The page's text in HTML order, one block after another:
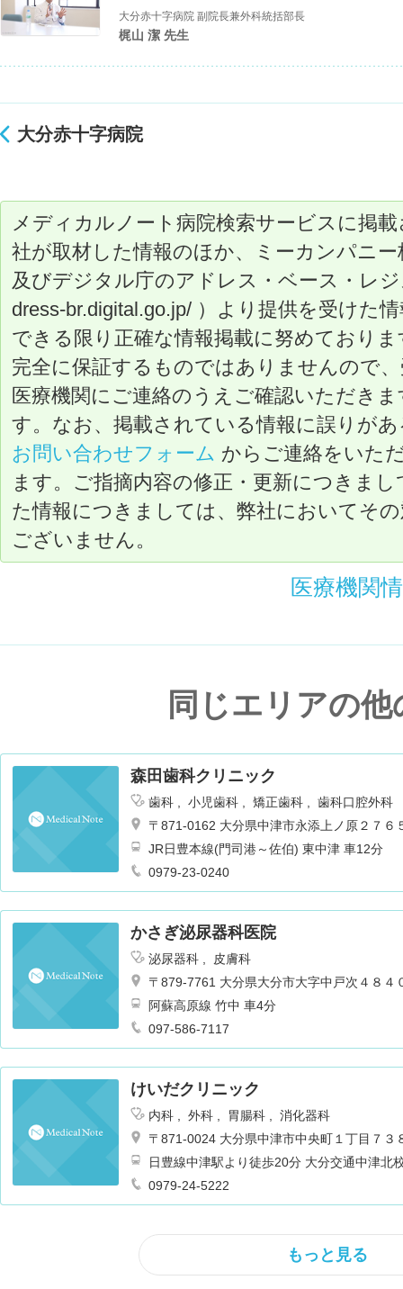
大分赤十字病院 副院長兼外科統括部長
梶山 潔 先生
大分赤十字病院
メディカルノート病院検索サービスに掲
社が取材した情報のほか、ミーカンパニ
及びデジタル庁のアドレス・ベース・レ
dress-br.digital.go.jp/ ）より提供を受けた
できる限り正確な情報掲載に努めており
完全に保証するものではありませんので
医療機関にご連絡のうえご確認いただき
す。なお、掲載されている情報に誤りが
お問い合わせフォーム からご連絡をいた
ます。ご指摘内容の修正・更新につきま
た情報につきましては、弊社においてそ
ございません。
医療機関
同じエリアの他
森田歯科クリニック
歯科 小児歯科 矯正歯科
歯科口腔外科
〒871-0162 大分県中津市永添上ノ原２７６
JR日豊本線(門司港～佐伯) 東中津 車12分
0979-23-0240
かさぎ泌尿器科医院
泌尿器科
皮膚科
〒879-7761 大分県大分市大字中戸次４８４
阿蘇高原線 竹中 車4分
097-586-7117
けいだクリニック
内科 外科 胃腸科
消化器科
〒871-0024 大分県中津市中央町１丁目７３
日豊線中津駅より徒歩20分 大分交通中津北
0979-24-5222
もっと見る